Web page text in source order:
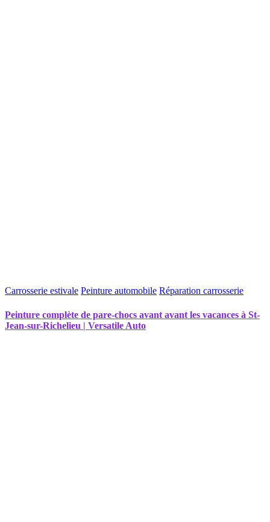
Carrosserie estivale Peinture automobile Réparation carrosserie
Peinture complète de pare-chocs avant avant les vacances à St-
Jean-sur-Richelieu | Versatile Auto